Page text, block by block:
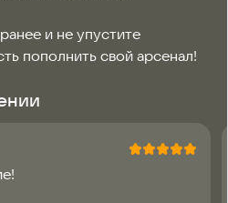
и не упустите
пополнить свой арсенал!